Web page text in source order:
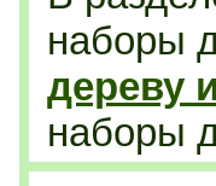
наборы
дереву
наборы